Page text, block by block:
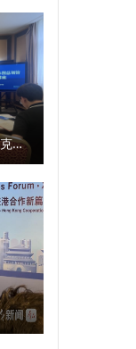
国际法学院张光耀博士在哈萨克斯坦阿拉木图开展科研与社会服务活动